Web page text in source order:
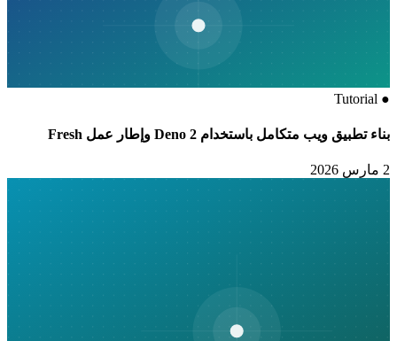
●
Tutorial
بناء تطبيق ويب متكامل باستخدام Deno 2 وإطار عمل Fresh